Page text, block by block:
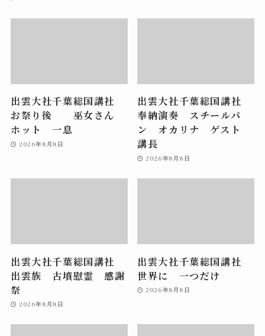
出雲大社千葉総国講社
お祭り後 巫女さん
ホット 一息
2026年8月8日
出雲大社千葉総国講社
奉納演奏 スチールパ
ン オカリナ ゲスト
講長
2026年8月8日
出雲大社千葉総国講社
出雲族 古墳慰霊 感謝
祭
2026年8月8日
出雲大社千葉総国講社
世界に 一つだけ
2026年8月8日